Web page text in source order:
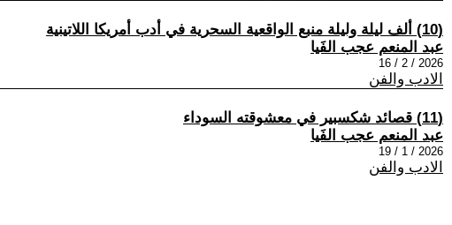
(10) ألف ليلة وليلة منبع الواقعية السحرية في أدب أمريكا اللاتينية
عبد المنعم عجب الفَيا
2026 / 2 / 16
الادب والفن
(11) قصائد شكسبير في معشوقته السوداء
عبد المنعم عجب الفَيا
2026 / 1 / 19
الادب والفن